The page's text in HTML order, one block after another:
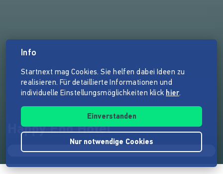
Happy End Hotel
Info
Startnext mag Cookies. Sie helfen dabei Ideen zu
realisieren. Für detaillierte Informationen und
individuelle Einstellungsmöglichkeiten klick hier.
Einverstanden
Nur notwendige Cookies